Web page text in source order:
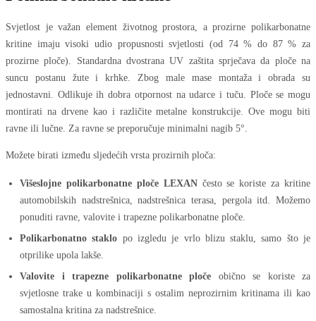
Svjetlost je važan element životnog prostora, a prozirne polikarbonatne
kritine imaju visoki udio propusnosti svjetlosti (od 74 % do 87 % za
prozirne ploče). Standardna dvostrana UV zaštita sprječava da ploče na
suncu postanu žute i krhke. Zbog male mase montaža i obrada su
jednostavni. Odlikuje ih dobra otpornost na udarce i tuču. Ploče se mogu
montirati na drvene kao i različite metalne konstrukcije. Ove mogu biti
ravne ili lučne. Za ravne se preporučuje minimalni nagib 5°.
Možete birati između sljedećih vrsta prozirnih ploča:
Višeslojne polikarbonatne ploče LEXANčesto se koriste za kritine
automobilskih nadstrešnica, nadstrešnica terasa, pergola itd. Možemo
ponuditi ravne, valovite i trapezne polikarbonatne ploče.
Polikarbonatno staklo po izgledu je vrlo blizu staklu, samo što je
otprilike upola lakše.
Valovite i trapezne polikarbonatne ploče obično se koriste za
svjetlosne trake u kombinaciji s ostalim neprozirnim kritinama ili kao
samostalna kritina za nadstrešnice.